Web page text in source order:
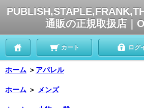
通販の正規取扱店｜
カート ログ
ホーム ＞ アパレル
ホーム ＞ メンズ